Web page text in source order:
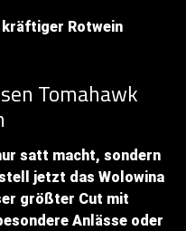
kräftiger Rotwein
Tomahawk
satt macht, sondern
jetzt das Wolowina
größter Cut mit
Anlässe oder